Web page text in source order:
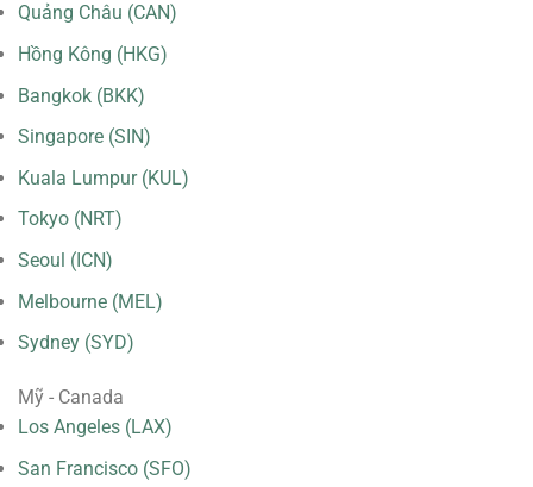
Quảng Châu (CAN)
Hồng Kông (HKG)
Bangkok (BKK)
Singapore (SIN)
Kuala Lumpur (KUL)
Tokyo (NRT)
Seoul (ICN)
Melbourne (MEL)
Sydney (SYD)
Mỹ - Canada
Los Angeles (LAX)
San Francisco (SFO)